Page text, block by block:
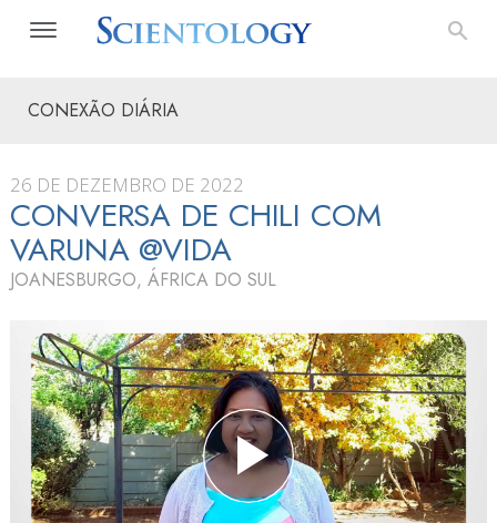
CONEXÃO DIÁRIA
26 DE DEZEMBRO DE 2022
CONVERSA DE CHILI COM
VARUNA @VIDA
JOANESBURGO, ÁFRICA DO SUL